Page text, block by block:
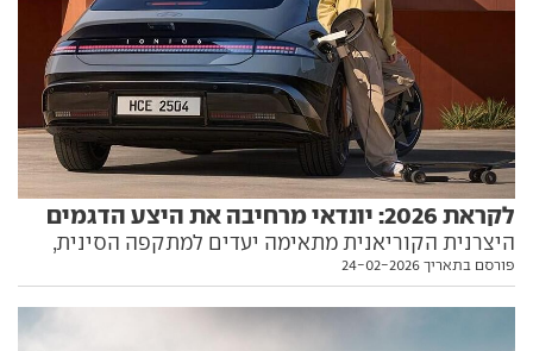
לקראת 2026: יונדאי מרחיבה את היצע הדגמים
היצרנית הקוריאנית מתאימה יעדים למתקפה הסינית,
ומחדשת על הדרך את היצע הדגמים - עם ארבע חשמליות
פורסם בתאריך 24-02-2026